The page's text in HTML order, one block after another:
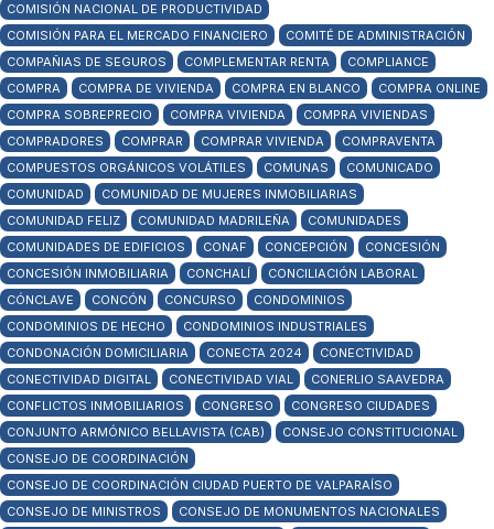
COMISIÓN NACIONAL DE PRODUCTIVIDAD
COMISIÓN PARA EL MERCADO FINANCIERO
COMITÉ DE ADMINISTRACIÓN
COMPAÑIAS DE SEGUROS
COMPLEMENTAR RENTA
COMPLIANCE
COMPRA
COMPRA DE VIVIENDA COMPRA EN BLANCO
COMPRA ONLINE
COMPRA SOBREPRECIO
COMPRA VIVIENDA
COMPRA VIVIENDAS
COMPRADORES
COMPRAR COMPRAR VIVIENDA
COMPRAVENTA
COMPUESTOS ORGÁNICOS VOLÁTILES
COMUNAS
COMUNICADO
COMUNIDAD
COMUNIDAD DE MUJERES INMOBILIARIAS
COMUNIDAD FELIZ
COMUNIDAD MADRILEÑA
COMUNIDADES
COMUNIDADES DE EDIFICIOS
CONAF CONCEPCIÓN
CONCESIÓN
CONCESIÓN INMOBILIARIA
CONCHALÍ
CONCILIACIÓN LABORAL
CÓNCLAVE
CONCÓN CONCURSO
CONDOMINIOS
CONDOMINIOS DE HECHO
CONDOMINIOS INDUSTRIALES
CONDONACIÓN DOMICILIARIA
CONECTA 2024
CONECTIVIDAD
CONECTIVIDAD DIGITAL
CONECTIVIDAD VIAL
CONERLIO SAAVEDRA
CONFLICTOS INMOBILIARIOS
CONGRESO
CONGRESO CIUDADES
CONJUNTO ARMÓNICO BELLAVISTA (CAB)
CONSEJO CONSTITUCIONAL
CONSEJO DE COORDINACIÓN
CONSEJO DE COORDINACIÓN CIUDAD PUERTO DE VALPARAÍSO
CONSEJO DE MINISTROS
CONSEJO DE MONUMENTOS NACIONALES